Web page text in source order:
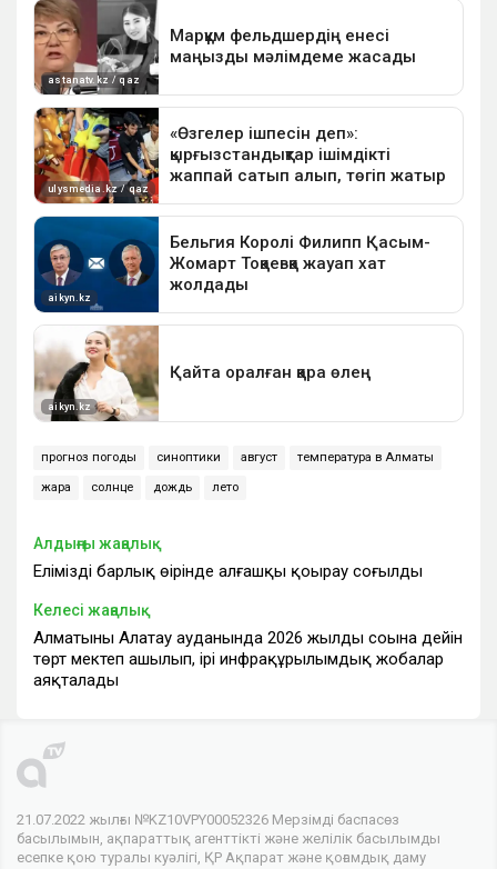
прогноз погоды синоптики август температура в Алматы
жара солнце дождь лето
Алдыңғы жаңалық
Еліміздің барлық өңірінде алғашқы қоңырау соғылды
Келесі жаңалық
Алматының Алатау ауданында 2026 жылдың соңына дейін
төрт мектеп ашылып, ірі инфрақұрылымдық жобалар
аяқталады
21.07.2022 жылғы №KZ10VPY00052326 Мерзімді баспасөз
басылымын, ақпараттық агенттікті және желілік басылымды
есепке қою туралы куәлігі, ҚР Ақпарат және қоғамдық даму